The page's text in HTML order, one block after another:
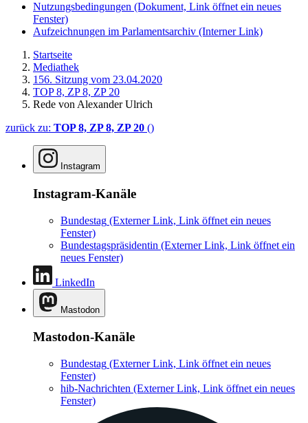
Nutzungsbedingungen (Dokument, Link öffnet ein neues
Fenster)
Aufzeichnungen im Parlamentsarchiv (Interner Link)
Startseite
Mediathek
156. Sitzung vom 23.04.2020
TOP 8, ZP 8, ZP 20
Rede von Alexander Ulrich
zurück zu: TOP 8, ZP 8, ZP 20 ()
Instagram
Instagram-Kanäle
Bundestag (Externer Link, Link öffnet ein neues
Fenster)
Bundestagspräsidentin (Externer Link, Link öffnet ein
neues Fenster)
LinkedIn
Mastodon
Mastodon-Kanäle
Bundestag (Externer Link, Link öffnet ein neues
Fenster)
hib-Nachrichten (Externer Link, Link öffnet ein neues
Fenster)